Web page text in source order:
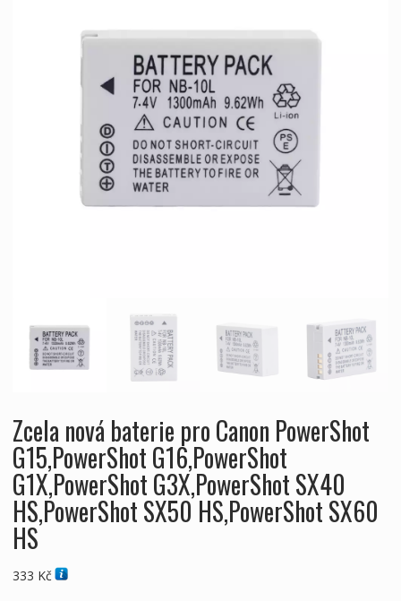
Zcela nová baterie pro Canon PowerShot
G15,PowerShot G16,PowerShot
G1X,PowerShot G3X,PowerShot SX40
HS,PowerShot SX50 HS,PowerShot SX60
HS
333 Kč